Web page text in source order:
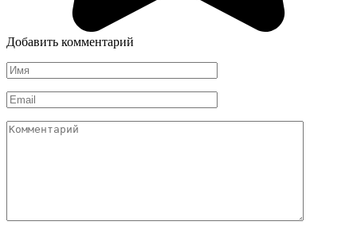
Добавить комментарий
Имя
*
Email
*
Комментарий